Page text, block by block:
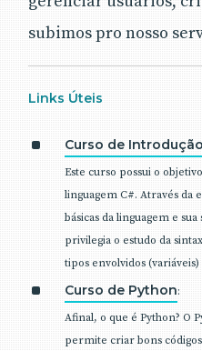
subimos pro nosso
Links Úteis
Curso de
Este curso possui o
linguagem C#. Através da
básicas da linguagem e
privilegia o estudo da
tipos envolvidos (variáveis)
Curso de Python:
Afinal, o que é Python? O
permite criar bons